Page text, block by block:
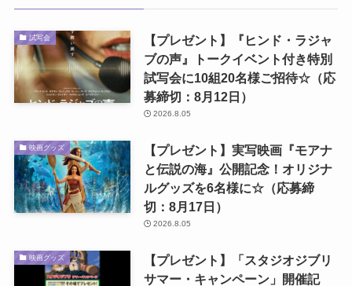
試写会
【プレゼント】『ヒンド・ラジャ
ブの声』トークイベント付き特別
試写会に10組20名様ご招待☆（応
募締切：8月12日）
2026.8.05
映画グッズ
【プレゼント】実写映画『モアナ
と伝説の海』公開記念！オリジナ
ルグッズを6名様に☆（応募締
切：8月17日）
2026.8.05
映画グッズ
【プレゼント】「スタジオジブリ
サマー・キャンペーン」開催記